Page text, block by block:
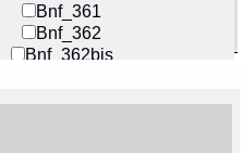
Bnf_361
Bnf_362
Bnf_362bis